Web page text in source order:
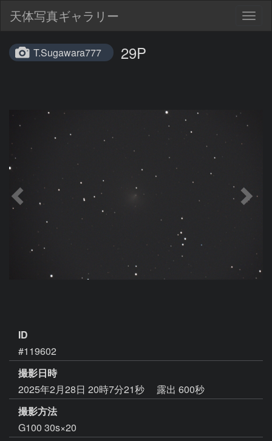
天体写真ギャラリー
T.Sugawara777 29P
ID
#119602
撮影日時
2025年2月28日 20時7分21秒
露出 600秒
撮影方法
G100 30s×20